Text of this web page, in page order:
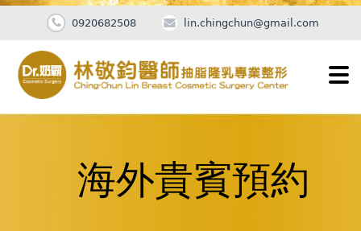
0920682508 lin.chingchun@gmail.com
海外貴賓預約